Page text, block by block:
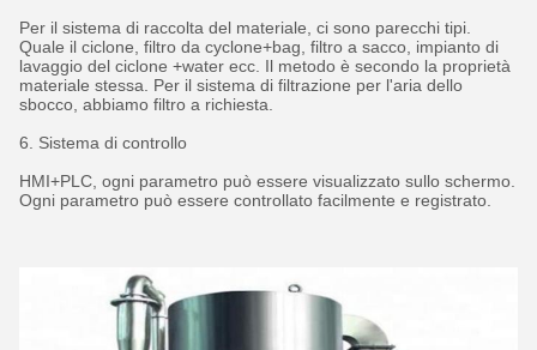
Per il sistema di raccolta del materiale, ci sono parecchi tipi.
Quale il ciclone, filtro da cyclone+bag, filtro a sacco, impianto di
lavaggio del ciclone +water ecc. Il metodo è secondo la proprietà
materiale stessa. Per il sistema di filtrazione per l'aria dello
sbocco, abbiamo filtro a richiesta.
6. Sistema di controllo
HMI+PLC, ogni parametro può essere visualizzato sullo schermo.
Ogni parametro può essere controllato facilmente e registrato.